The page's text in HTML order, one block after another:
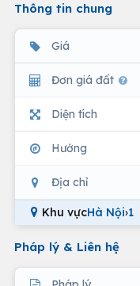
Thông tin chung
Giá
Đơn giá đất
Diện tích
Hướng
Địa chỉ
Khu vựcHà Nội›1
Pháp lý & Liên hệ